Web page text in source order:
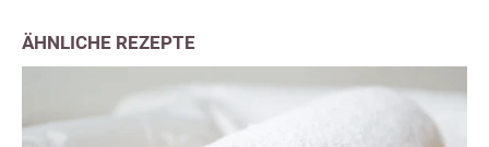
ÄHNLICHE REZEPTE